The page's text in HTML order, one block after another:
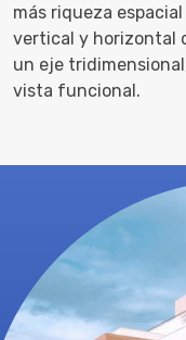
más riqueza
vertical y horizontal
un eje
vista funcional.